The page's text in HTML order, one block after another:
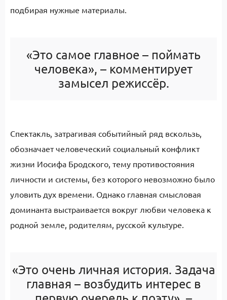
подбирая нужные материалы.
«Это самое главное – поймать
человека», – комментирует
замысел режиссёр.
Спектакль, затрагивая событийный ряд вскользь,
обозначает человеческий социальный конфликт
жизни Иосифа Бродского, тему противостояния
личности и системы, без которого невозможно было
уловить дух времени. Однако главная смысловая
доминанта выстраивается вокруг любви человека к
родной земле, родителям, русской культуре.
«Это очень личная история. Задача
главная – возбудить интерес в